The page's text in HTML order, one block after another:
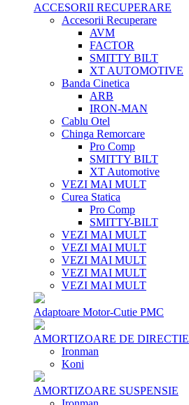
ACCESORII RECUPERARE
Accesorii Recuperare
AVM
FACTOR
SMITTY BILT
XT AUTOMOTIVE
Banda Cinetica
ARB
IRON-MAN
Cablu Otel
Chinga Remorcare
Pro Comp
SMITTY BILT
XT Automotive
VEZI MAI MULT
Curea Statica
Pro Comp
SMITTY-BILT
VEZI MAI MULT
VEZI MAI MULT
VEZI MAI MULT
VEZI MAI MULT
VEZI MAI MULT
Adaptoare Motor-Cutie PMC
AMORTIZOARE DE DIRECTIE
Ironman
Koni
AMORTIZOARE SUSPENSIE